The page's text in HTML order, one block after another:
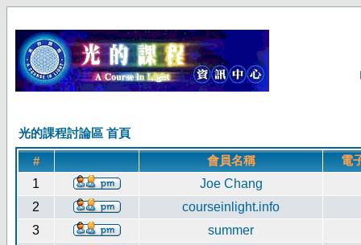
光的課程討論區 首頁
# 會員名稱
電
1
Joe Chang
2
courseinlight.info
3
summer